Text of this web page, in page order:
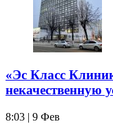
«Эс Класс
некачественную
8:03 | 9 Фев